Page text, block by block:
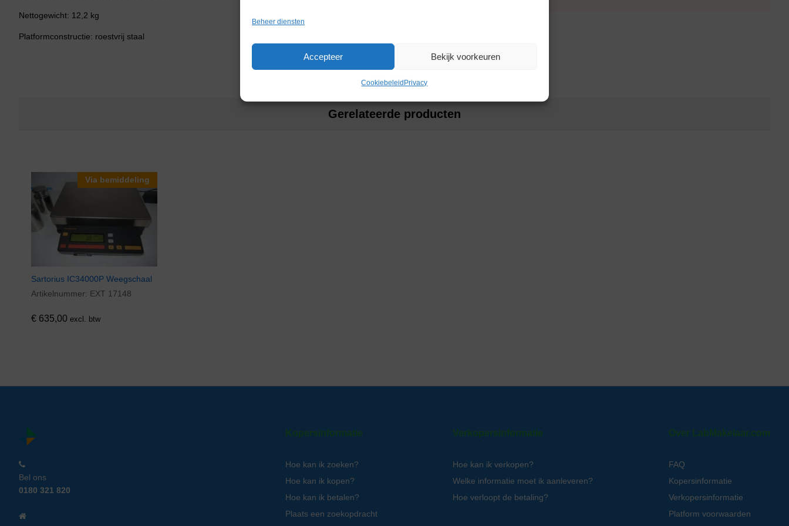
Beheer diensten
Accepteer Bekijk voorkeuren
Cookiebeleid Privacy
Nettogewicht: 12,2 kg
Platformconstructie: roestvrij staal
Gerelateerde producten
Via bemiddeling
Sartorius IC34000P Weegschaal
Artikelnummer: EXT 17148
€ 635,00 excl. btw
Bel ons
0180 321 820
Kopersinformatie
Hoe kan ik zoeken?
Hoe kan ik kopen?
Hoe kan ik betalen?
Plaats een zoekopdracht
Verkopersinformatie
Hoe kan ik verkopen?
Welke informatie moet ik aanleveren?
Hoe verloopt de betaling?
Over LabMakelaar.com
FAQ
Kopersinformatie
Verkopersinformatie
Platform voorwaarden